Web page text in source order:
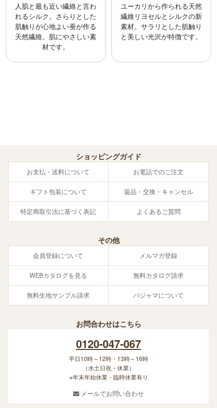
人肌と最も近い繊維と言わ
れるシルク。さらりとした
肌触りが心地よい蚕が作る
天然繊維。肌にやさしい素
材です。
ユーカリから作られる天然
繊維リヨセルとシルクの新
素材。サラリとした肌触り
と美しい光沢が特徴です。
ショッピングガイド
お支払・送料について お電話でのご注文
ギフト包装について 返品・交換・キャンセル
特定商取引法に基づく表記 よくあるご質問
その他
会員登録について メルマガ登録
WEBカタログを見る 無料カタログ請求
無料生地サンプル請求 パジャマについて
お問合わせはこちら
0120-047-067
平日10時～12時・13時～16時
（水土日祝・休業）
※年末年始休業・臨時休業有り
メールでお問い合わせ